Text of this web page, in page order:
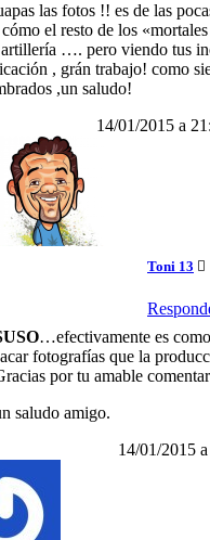
las fotos !! es de las
el resto de los
…. pero viendo tus
, grán trabajo! como
,un saludo!
14/01/2015 a
Toni 13
…efectivamente es
fotografías que la
por tu amable
saludo amigo.
14/01/2015